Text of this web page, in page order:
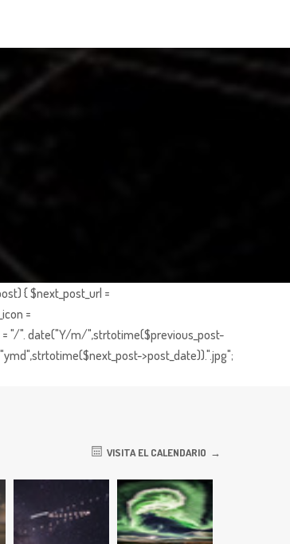
{ $next_post_url =
=
"/". date("Y/m/",strtotime($previous_post-
>post_date)).".jpg";
VISITA EL CALENDARIO